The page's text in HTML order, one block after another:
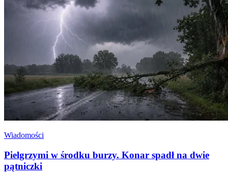
Wiadomości
Pielgrzymi w środku burzy. Konar spadł na dwie
pątniczki